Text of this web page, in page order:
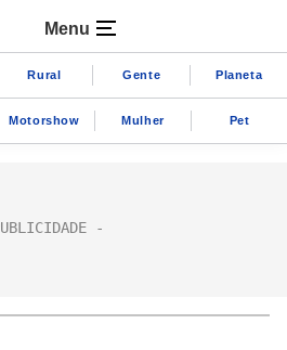
Menu
Rural Gente Planeta
Motorshow Mulher Pet